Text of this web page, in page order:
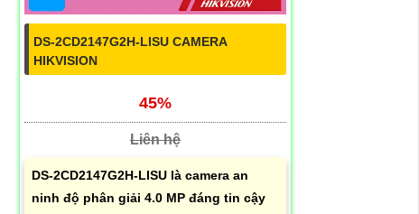
DS-2CD2147G2H-LISU CAMERA
HIKVISION
45%
Liên hệ
DS-2CD2147G2H-LISU là camera an
ninh độ phân giải 4.0 MP đáng tin cậy